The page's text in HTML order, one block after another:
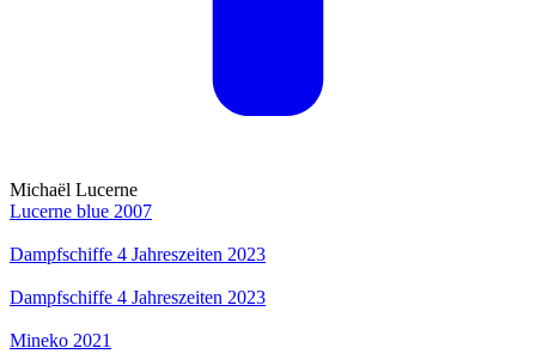
Michaël Lucerne
Lucerne blue 2007
Dampfschiffe 4 Jahreszeiten 2023
Dampfschiffe 4 Jahreszeiten 2023
Mineko 2021